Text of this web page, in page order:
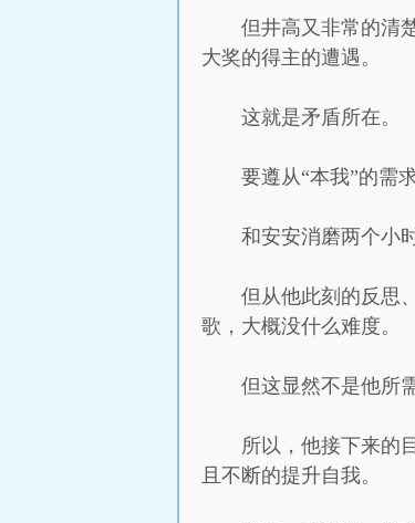
但井高又非常的清
大奖的得主的遭遇。
这就是矛盾所在。
要遵从“本我”的需
和安安消磨两个小
但从他此刻的反思
歌，大概没什么难度。
但这显然不是他所
所以，他接下来的
且不断的提升自我。